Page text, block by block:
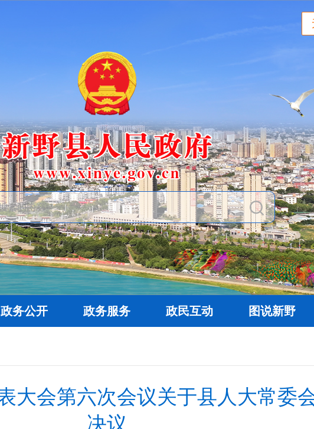
政务公开 政务服务 政民互动 图说新野
大会第六次会议关于县人大常委
决议